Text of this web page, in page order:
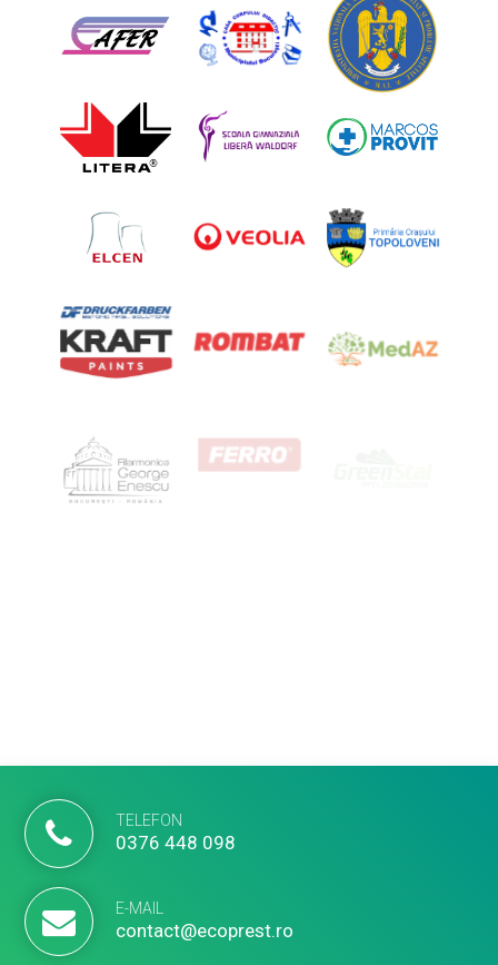
TELEFON
0376 448 098
E-MAIL
contact@ecoprest.ro